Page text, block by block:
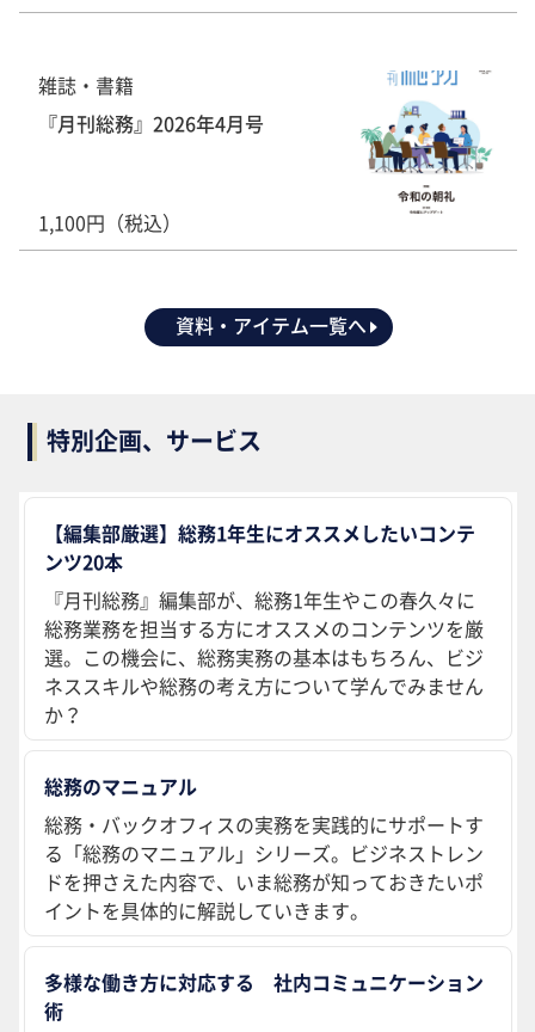
雑誌・書籍
『月刊総務』2026年4月号
1,100円（税込）
資料・アイテム一覧へ
特別企画、サービス
【編集部厳選】総務1年生にオススメしたいコンテ
ンツ20本
『月刊総務』編集部が、総務1年生やこの春久々に
総務業務を担当する方にオススメのコンテンツを厳
選。この機会に、総務実務の基本はもちろん、ビジ
ネススキルや総務の考え方について学んでみません
か？
総務のマニュアル
総務・バックオフィスの実務を実践的にサポートす
る「総務のマニュアル」シリーズ。ビジネストレン
ドを押さえた内容で、いま総務が知っておきたいポ
イントを具体的に解説していきます。
多様な働き方に対応する 社内コミュニケーション
術